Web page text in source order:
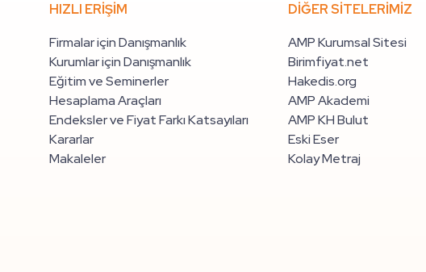
HIZLI ERİŞİM
Firmalar için Danışmanlık
Kurumlar için Danışmanlık
Eğitim ve Seminerler
Hesaplama Araçları
Endeksler ve Fiyat Farkı Katsayıları
Kararlar
Makaleler
DİĞER SİTELERİMİZ
AMP Kurumsal Sitesi
Birimfiyat.net
Hakedis.org
AMP Akademi
AMP KH Bulut
Eski Eser
Kolay Metraj